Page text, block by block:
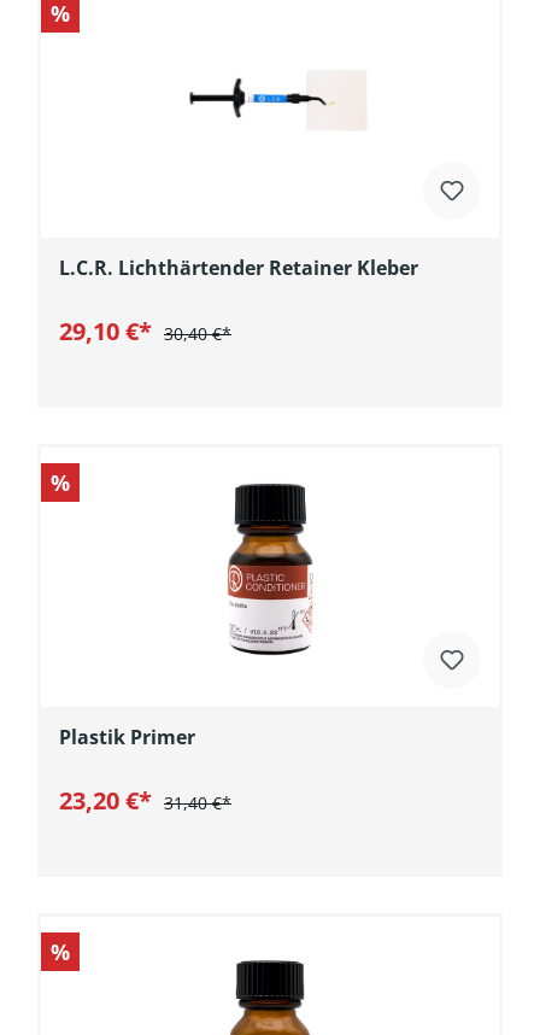
%
L.C.R. Lichthärtender Retainer Kleber
29,10 €* 30,40 €*
%
Plastik Primer
23,20 €* 31,40 €*
%